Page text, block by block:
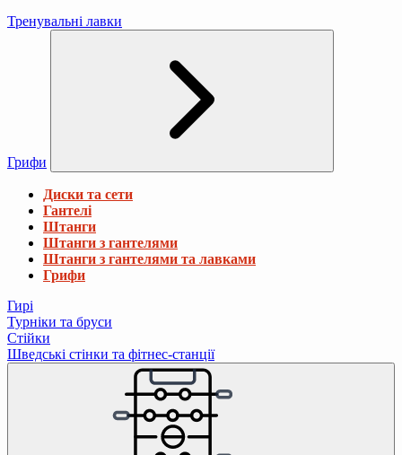
Тренувальні лавки
Грифи
Диски та сети
Гантелі
Штанги
Штанги з гантелями
Штанги з гантелями та лавками
Грифи
Гирі
Турніки та бруси
Стійки
Шведські стінки та фітнес-станції